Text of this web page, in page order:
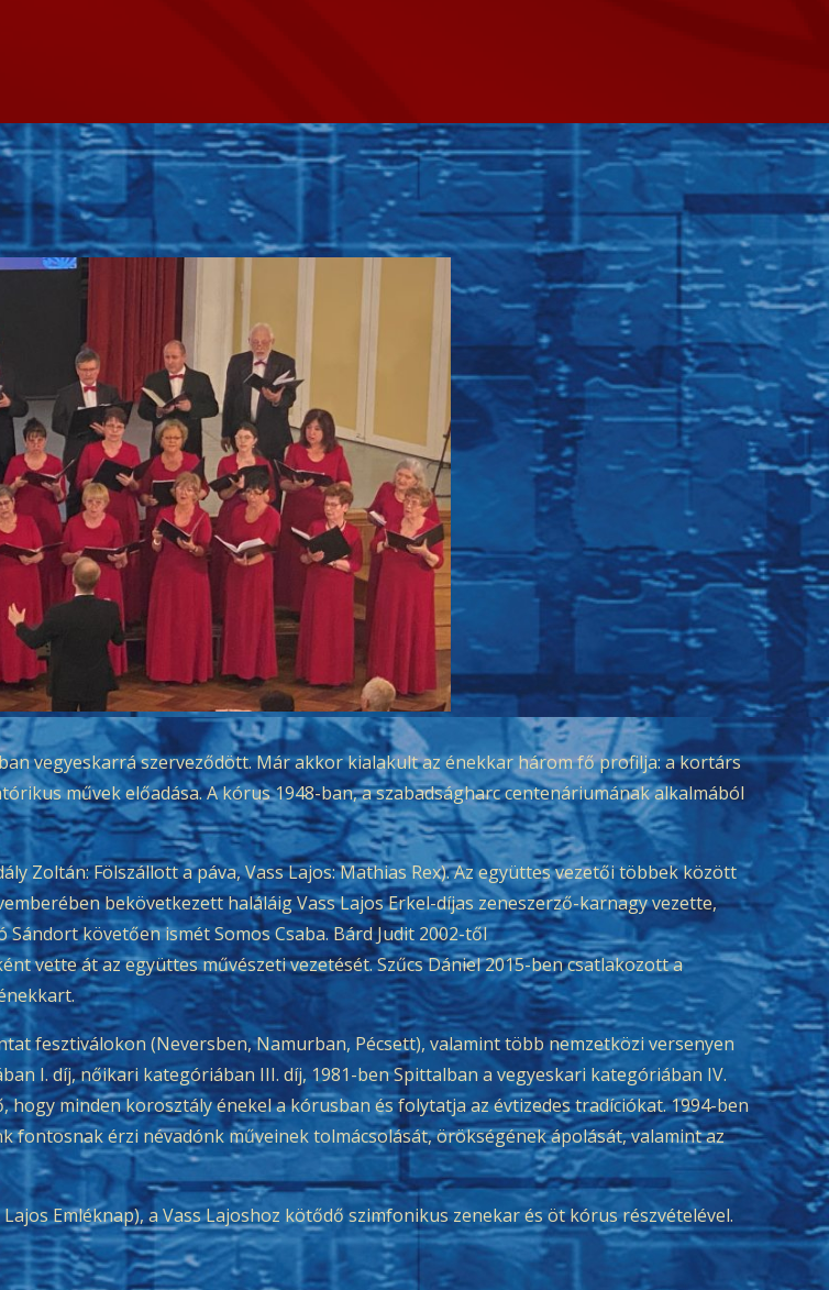
vegyeskarrá szerveződött. Már akkor kialakult az énekkar három fő profilja: a kortárs
művek előadása. A kórus 1948-ban, a szabadságharc centenáriumának alkalmából
Zoltán: Fölszállott a páva, Vass Lajos: Mathias Rex). Az együttes vezetői többek között
bekövetkezett haláláig Vass Lajos Erkel-díjas zeneszerző-karnagy vezette,
követően ismét Somos Csaba. Bárd Judit 2002-től
vette át az együttes művészeti vezetését. Szűcs Dániel 2015-ben csatlakozott a
fesztiválokon (Neversben, Namurban, Pécsett), valamint több nemzetközi versenyen
I. díj, nőikari kategóriában III. díj, 1981-ben Spittalban a vegyeskari kategóriában IV.
minden korosztály énekel a kórusban és folytatja az évtizedes tradíciókat. 1994-ben
fontosnak érzi névadónk műveinek tolmácsolását, örökségének ápolását, valamint az
Emléknap), a Vass Lajoshoz kötődő szimfonikus zenekar és öt kórus részvételével.